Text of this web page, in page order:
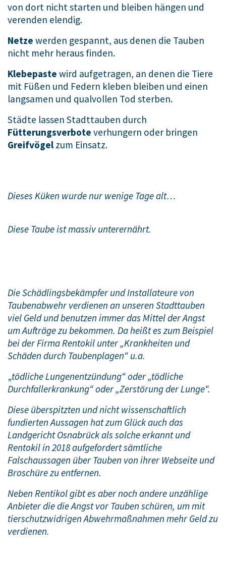
von dort nicht starten und bleiben hängen und
verenden elendig.
Netze werden gespannt, aus denen die Tauben
nicht mehr heraus finden.
Klebepaste wird aufgetragen, an denen die Tiere
mit Füßen und Federn kleben bleiben und einen
langsamen und qualvollen Tod sterben.
Städte lassen Stadttauben durch
Fütterungsverbote verhungern oder bringen
Greifvögel zum Einsatz.
Dieses Küken wurde nur wenige Tage alt…
Diese Taube ist massiv unterernährt.
Die Schädlingsbekämpfer und Installateure von
Taubenabwehr verdienen an unseren Stadttauben
viel Geld und benutzen immer das Mittel der Angst
um Aufträge zu bekommen. Da heißt es zum Beispiel
bei der Firma Rentokil unter „Krankheiten und
Schäden durch Taubenplagen“ u.a.
„tödliche Lungenentzündung“ oder „tödliche
Durchfallerkrankung“ oder „Zerstörung der Lunge“.
Diese überspitzten und nicht wissenschaftlich
fundierten Aussagen hat zum Glück auch das
Landgericht Osnabrück als solche erkannt und
Rentokil in 2018 aufgefordert sämtliche
Falschaussagen über Tauben von ihrer Webseite und
Broschüre zu entfernen.
Neben Rentikol gibt es aber noch andere unzählige
Anbieter die die Angst vor Tauben schüren, um mit
tierschutzwidrigen Abwehrmaßnahmen mehr Geld zu
verdienen.